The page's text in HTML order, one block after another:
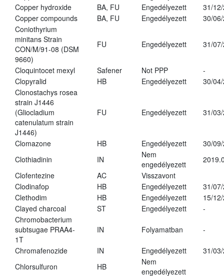
Copper hydroxide
BA, FU Engedélyezett
31/
Copper compounds
BA, FU Engedélyezett
30/
Coniothyrium
minitans Strain
CON/M/91-08 (DSM
9660)
FU Engedélyezett 31/
Cloquintocet mexyl Safener Not PPP
-
Clopyralid
HB Engedélyezett
30/
Clonostachys rosea
strain J1446
(Gliocladium
catenulatum strain
J1446)
FU Engedélyezett 31/
Clomazone HB Engedélyezett
30/
Clothiadinin
IN
Nem
engedélyezett
Clofentezine
AC
Visszavont
Clodinafop
HB Engedélyezett
31/
Clethodim
HB Engedélyezett
15/
Clayed charcoal
ST Engedélyezett
-
Chromobacterium
subtsugae PRAA4-
1T
IN Folyamatban -
Chromafenozide IN Engedélyezett
31/
Chlorsulfuron
HB
Nem
engedélyezett